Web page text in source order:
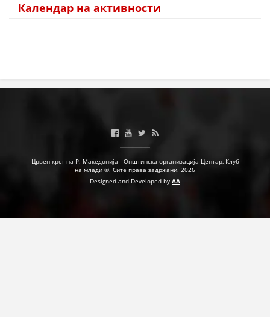
Календар на активности
Црвен крст на Р. Македонија - Општинска организација Центар, Клуб
на млади ©. Сите права задржани. 2026
Designed and Developed by AA